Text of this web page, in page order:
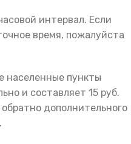
интервал. Если
время, пожалуйста
населенные пункты
и составляет 15 руб.
дополнительного